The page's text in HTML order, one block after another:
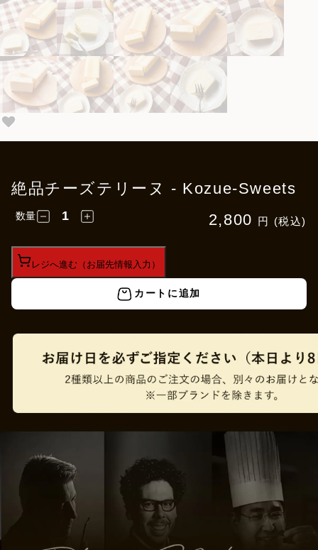
絶品チーズテリーヌ - Kozue-Sweets
2,800 円 (税込)
数量
レジへ進む（お届先情報入力）
カートに追加